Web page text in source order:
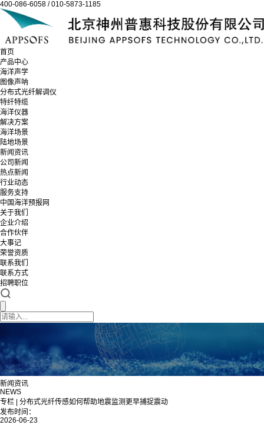
400-086-6058 / 010-5873-1185
首页
产品中心
海洋声学
图像声呐
分布式光纤解调仪
特纤特缆
海洋仪器
解决方案
海洋场景
陆地场景
新闻资讯
公司新闻
热点新闻
行业动态
服务支持
中国海洋预报网
关于我们
企业介绍
合作伙伴
大事记
荣誉资质
联系我们
联系方式
招聘职位
新闻资讯
NEWS
专栏 | 分布式光纤传感如何帮助地震监测更早捕捉震动
发布时间：
2026-06-23